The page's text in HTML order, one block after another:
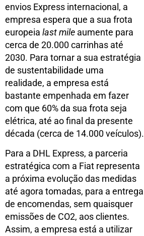
envios Express internacional, a
empresa espera que a sua frota
europeia last mile aumente para
cerca de 20.000 carrinhas até
2030. Para tornar a sua estratégia
de sustentabilidade uma
realidade, a empresa está
bastante empenhada em fazer
com que 60% da sua frota seja
elétrica, até ao final da presente
década (cerca de 14.000 veículos).
Para a DHL Express, a parceria
estratégica com a Fiat representa
a próxima evolução das medidas
até agora tomadas, para a entrega
de encomendas, sem quaisquer
emissões de CO2, aos clientes.
Assim, a empresa está a utilizar